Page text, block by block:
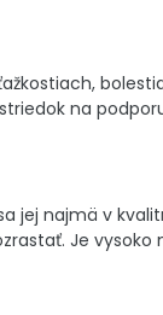
na
jej najmä v
Je vysoko